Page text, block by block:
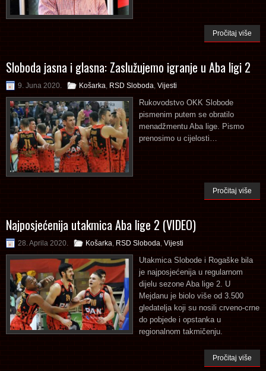
Pročitaj više
Sloboda jasna i glasna: Zaslužujemo igranje u Aba ligi 2
9. Juna 2020. Košarka RSD Sloboda Vijesti
Rukovodstvo OKK Slobode
pismenim putem se obratilo
menadžmentu Aba lige. Pismo
prenosimo u cijelosti…
Pročitaj više
Najposjećenija utakmica Aba lige 2 (VIDEO)
28. Aprila 2020. Košarka RSD Sloboda Vijesti
Utakmica Slobode i Rogaške bila
je najposjećenija u regularnom
dijelu sezone Aba lige 2. U
Mejdanu je biolo više od 3.500
gledatelja koji su nosili crveno-crne
do pobjede i opstanka u
regionalnom takmičenju.
Pročitaj više